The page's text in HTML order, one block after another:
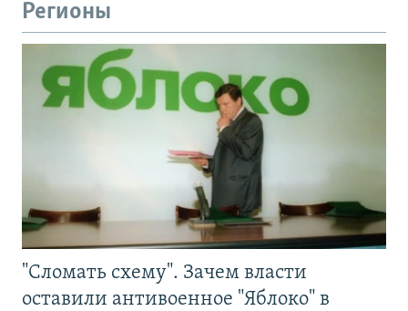
Регионы
"Сломать схему". Зачем власти
оставили антивоенное "Яблоко" в